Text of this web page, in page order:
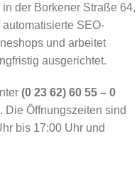
der Borkener Straße 64,
SEO-
und arbeitet
ausgerichtet.
(0 23 62) 60 55 – 0
. Die Öffnungszeiten sind
bis 17:00 Uhr und